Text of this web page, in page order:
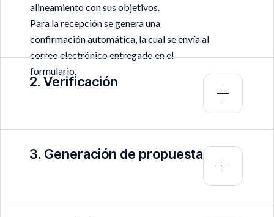
alineamiento con sus objetivos.
Para la recepción se genera una
confirmación automática, la cual se envía al
correo electrónico entregado en el
formulario.
2. Verificación
3. Generación de propuesta